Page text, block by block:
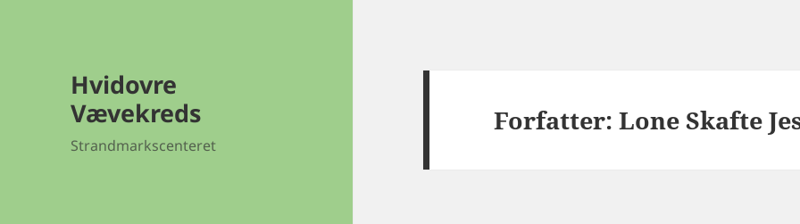
Hvidovre
Vævekreds
Strandmarkscenteret
Forfatter:Lone Skafte